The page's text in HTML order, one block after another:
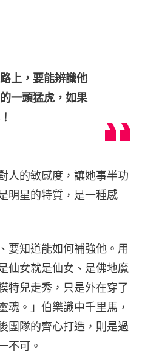
上，要能辨識他
一頭猛虎，如果
人的敏感度，讓她事半功
明星的特質，是一種感
要知道能如何補強他。用
仙女就是仙女、是佛地魔
特兒走秀，只是外在穿了
魂。」伯樂識中千里馬，
團隊的齊心打造，則是過
不可。